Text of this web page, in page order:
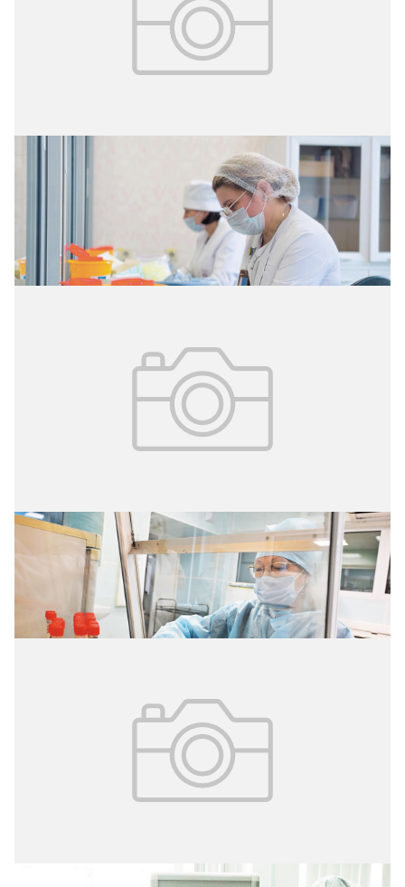
Лабораторный контроль качества –
фундамент безопасности донорской
крови
16.07.2026 № 3 (73)
Лабораторная диагностика грибковых
заболеваний. Современный подход